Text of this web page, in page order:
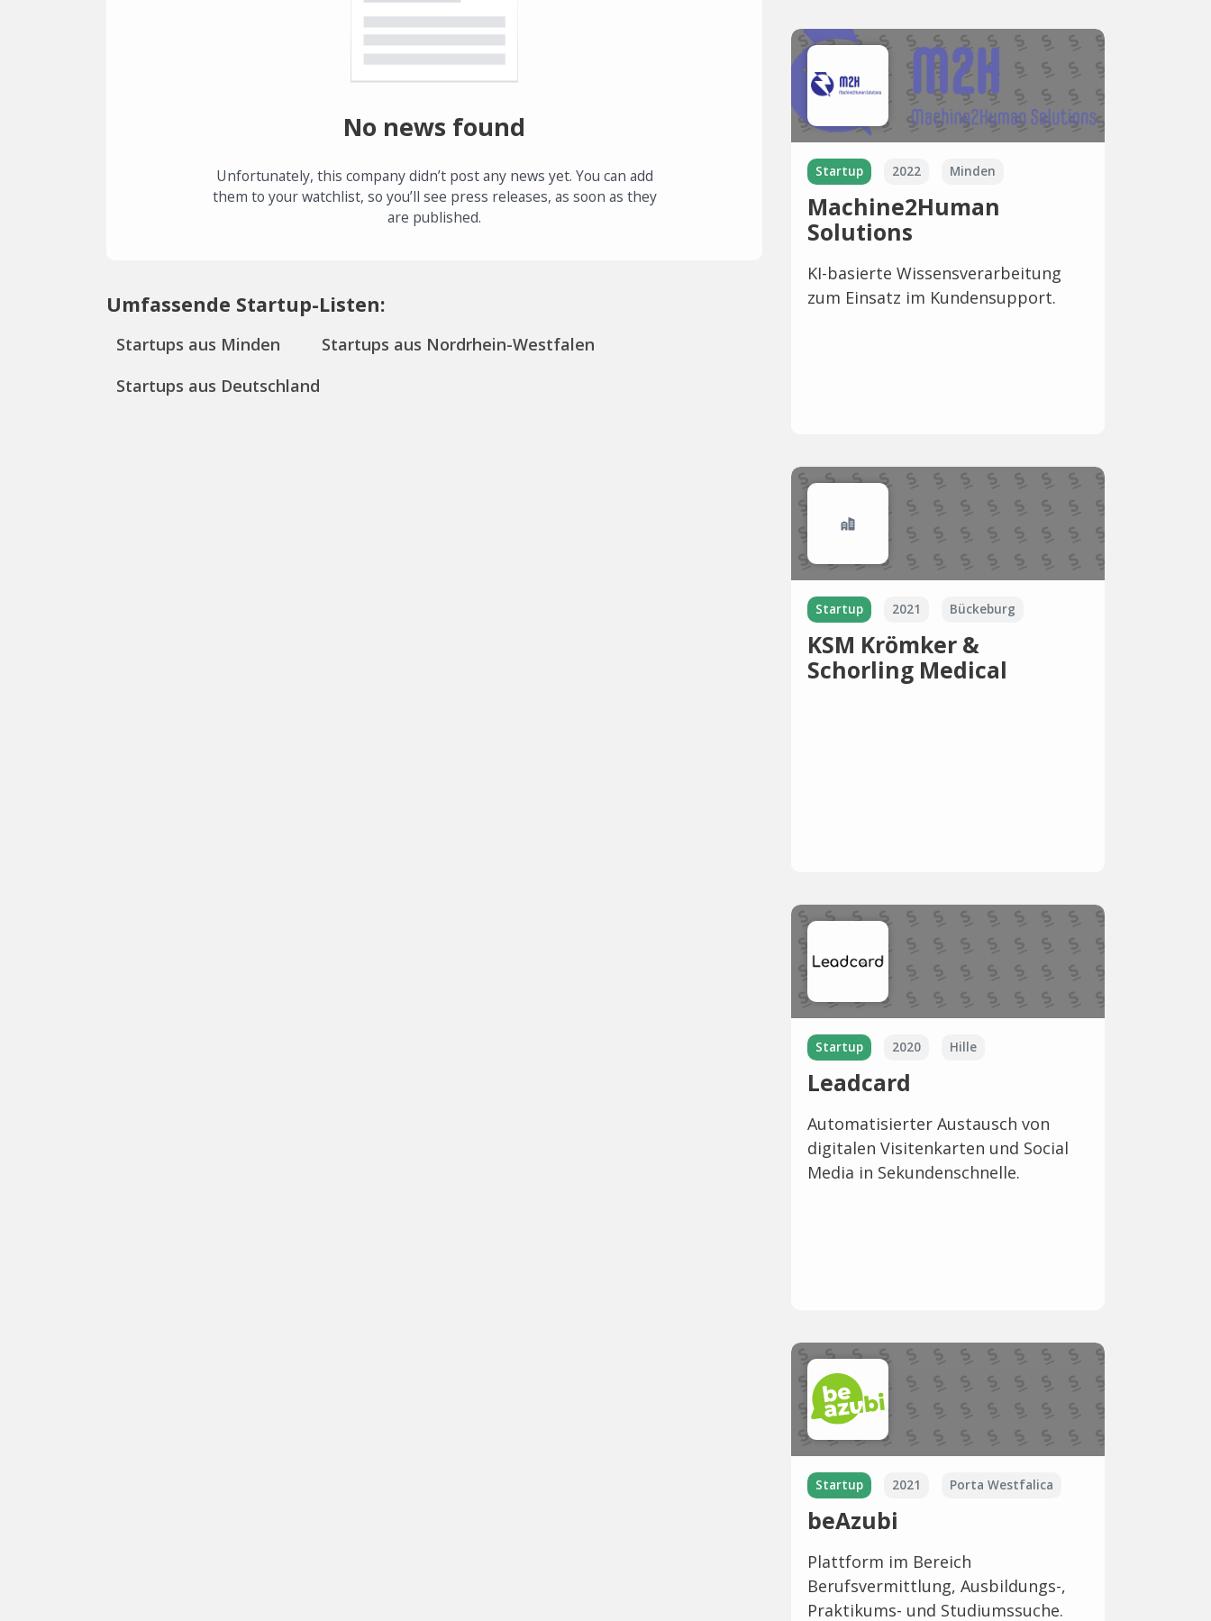
No news found
Unfortunately, this company didn’t post any news yet. You can add
them to your watchlist, so you’ll see press releases, as soon as they
are published.
Umfassende Startup-Listen:
Startups aus Minden
Startups aus Nordrhein-Westfalen
Startups aus Deutschland
Startup 2022 Minden
Machine2Human
Solutions
KI-basierte Wissensverarbeitung
zum Einsatz im Kundensupport.
Startup 2021 Bückeburg
KSM Krömker &
Schorling Medical
Startup 2020 Hille
Leadcard
Automatisierter Austausch von
digitalen Visitenkarten und Social
Media in Sekundenschnelle.
Startup 2021 Porta Westfalica
beAzubi
Plattform im Bereich
Berufsvermittlung, Ausbildungs-,
Praktikums- und Studiumssuche.